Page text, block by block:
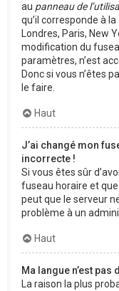
au panneau de
qu’il corresponde à
Londres, Paris, New
modification du
paramètres, n’est
Donc si vous n’êtes
le faire.
Haut
J’ai changé mon
incorrecte !
Si vous êtes sûr
fuseau horaire et
peut que le serveur
problème à un
Haut
Ma langue n’est pas
La raison la plus